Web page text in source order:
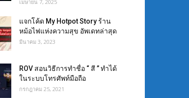
เมษายน 7, 2025
แจกโค้ด My Hotpot Story ร้าน
หม้อไฟแห่งความสุข อัพเดทล่าสุด
มีนาคม 3, 2023
ROV สอนวิธีการทำชื่อ “ สี ” ทำได้
ในระบบโทรศัพท์มือถือ
กรกฎาคม 25, 2021